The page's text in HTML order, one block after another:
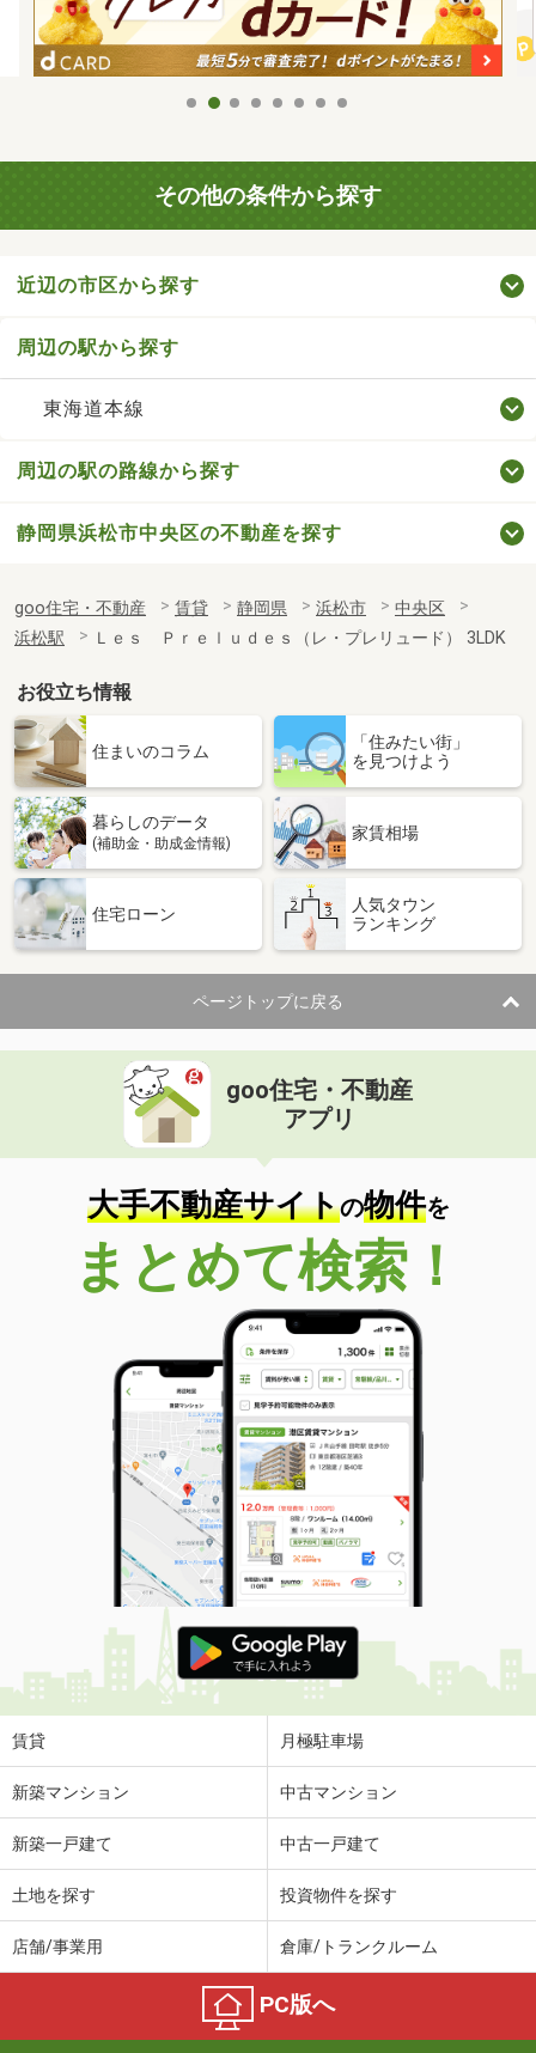
その他の条件から探す
近辺の市区から探す
周辺の駅から探す
東海道本線
周辺の駅の路線から探す
静岡県浜松市中央区の不動産を探す
goo住宅・不動産 賃貸 静岡県 浜松市
中央区
浜松駅
Ｌｅｓ Ｐｒｅｌｕｄｅｓ（レ・プレリュード） 3LDK
お役立ち情報
住まいのコラム
「住みたい街」
を見つけよう
暮らしのデータ
(補助金・助成金情報)
家賃相場
住宅ローン
人気タウン
ランキング
ページトップに戻る
goo住宅・不動産
アプリ
大手不動産サイトの物件を
まとめて検索！
賃貸 月極駐車場
新築マンション 中古マンション
新築一戸建て 中古一戸建て
土地を探す 投資物件を探す
店舗/事業用 倉庫/トランクルーム
PC版へ